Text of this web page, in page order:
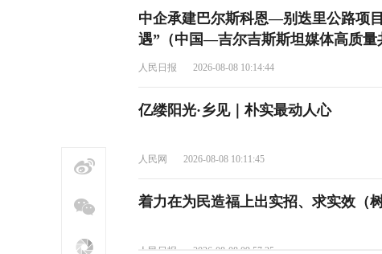
中企承建巴尔斯科恩—别迭里公路项
遇”（中国—吉尔吉斯斯坦媒体高质量
人民日报 2026-08-08 10:14:44
亿缕阳光·乡见｜朴实最动人心
人民网 2026-08-08 10:11:45
着力在为民造福上出实招、求实效（
人民日报 2026-08-08 09:57:35